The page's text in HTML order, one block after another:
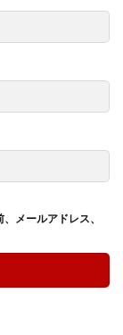
メールアドレス、